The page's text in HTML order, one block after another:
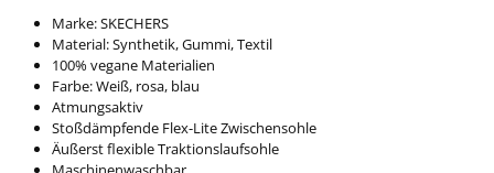
Marke: SKECHERS
Material: Synthetik, Gummi, Textil
100% vegane Materialien
Farbe: Weiß, rosa, blau
Atmungsaktiv
Stoßdämpfende Flex-Lite Zwischensohle
Äußerst flexible Traktionslaufsohle